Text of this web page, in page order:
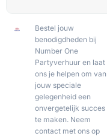
Bestel jouw
benodigdheden bij
Number One
Partyverhuur en laat
ons je helpen om van
jouw speciale
gelegenheid een
onvergetelijk succes
te maken. Neem
contact met ons op